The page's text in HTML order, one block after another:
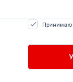
Принимаю